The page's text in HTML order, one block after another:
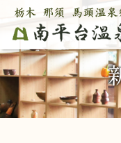
温泉
客室